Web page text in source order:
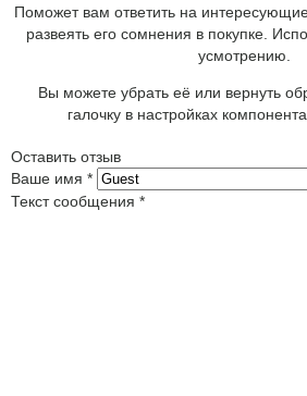
Поможет вам ответить на
развеять его сомнения в покупке.
усмотрению.
Вы можете убрать её или вернуть
галочку в настройках
Оставить отзыв
Ваше имя *
Текст сообщения *